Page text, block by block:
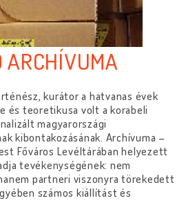
ARCHÍVUMA
kurátor a hatvanas évek
és teoretikusa volt a korabeli
magyarországi
kibontakozásának. Archívuma –
Főváros Levéltárában helyezett
tevékenységének: nem
partneri viszonyra törekedett
számos kiállítást és